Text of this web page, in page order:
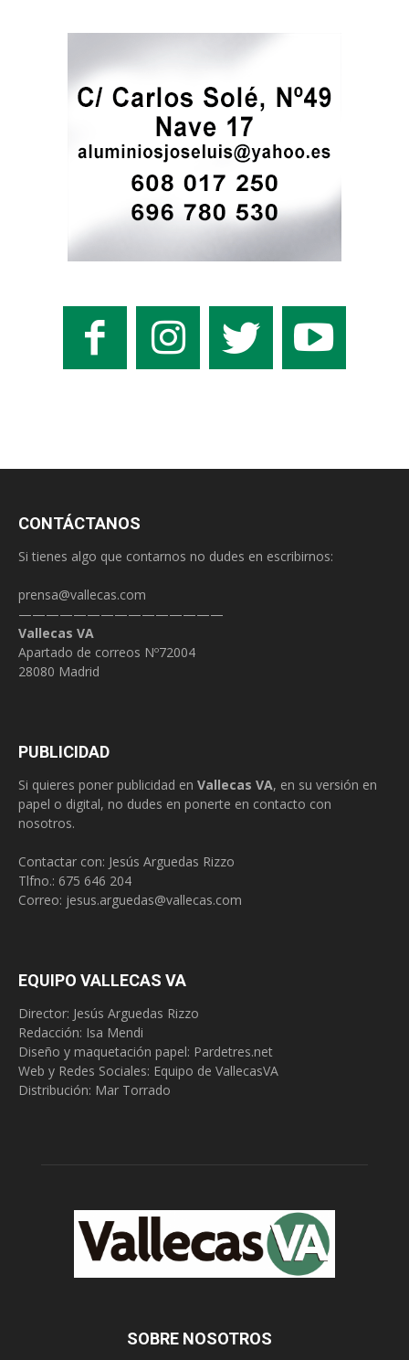
CONTÁCTANOS
Si tienes algo que contarnos no dudes en escribirnos:
prensa@vallecas.com
———————————————
Vallecas VA
Apartado de correos Nº72004
28080 Madrid
PUBLICIDAD
Si quieres poner publicidad en Vallecas VA, en su versión en
papel o digital, no dudes en ponerte en contacto con
nosotros.
Contactar con: Jesús Arguedas Rizzo
Tlfno.: 675 646 204
Correo: jesus.arguedas@vallecas.com
EQUIPO VALLECAS VA
Director: Jesús Arguedas Rizzo
Redacción: Isa Mendi
Diseño y maquetación papel: Pardetres.net
Web y Redes Sociales: Equipo de VallecasVA
Distribución: Mar Torrado
SOBRE NOSOTROS